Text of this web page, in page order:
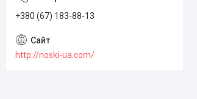
+380 (67) 183-88-13
http://noski-ua.com/